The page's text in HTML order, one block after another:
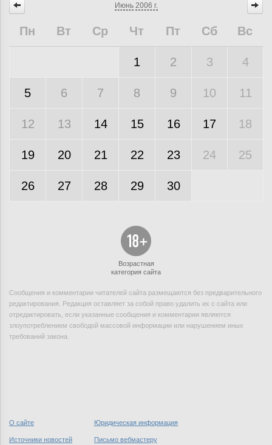
Июнь 2006 г.
Пн Вт Ср Чт Пт Сб Вс
1 2 3 4
5 6 7 8 9 10 11
12 13 14 15 16 17 18
19 20 21 22 23 24 25
26 27 28 29 30
Возрастная
категория сайта
Сообщения и комментарии читателей сайта размещаются без предварительного
редактирования. Редакция оставляет за собой право удалить их с сайта или
отредактировать, если указанные сообщения и комментарии являются
злоупотреблением свободой массовой информации или нарушением иных
требований закона.
О сайте Юридическая информация
Источники новостей Письмо вебмастеру